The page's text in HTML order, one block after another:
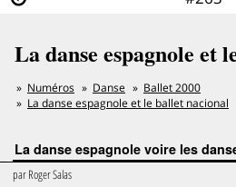
La danse espagnole et
Numéros Danse
Ballet 2000
La danse espagnole et le ballet nacional
La danse espagnole voire les
parRoger Salas